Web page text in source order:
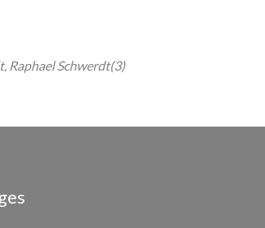
Raphael Schwerdt(3)